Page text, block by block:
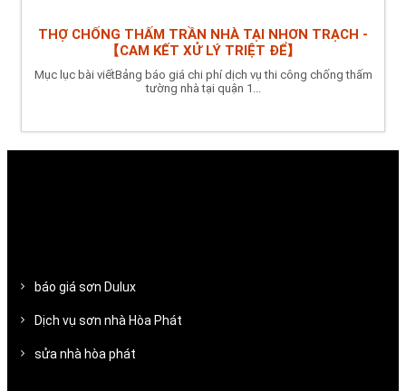
THỢ CHỐNG THẤM TRẦN NHÀ TẠI NHƠN TRẠCH -
【CAM KẾT XỬ LÝ TRIỆT ĐỂ】
Mục lục bài viếtBảng báo giá chi phí dịch vụ thi công chống thấm
tường nhà tại quận 1...
báo giá sơn Dulux
Dịch vụ sơn nhà Hòa Phát
sửa nhà hòa phát